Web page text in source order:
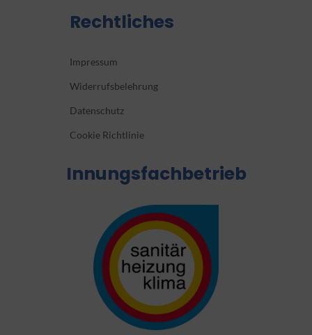
Rechtliches
Impressum
Widerrufsbelehrung
Datenschutz
Cookie Richtlinie
Innungsfachbetrieb